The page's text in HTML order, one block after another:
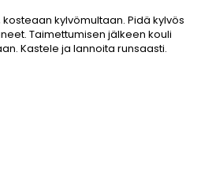
kylvömultaan. Pidä kylvös
Taimettumisen jälkeen kouli
Kastele ja lannoita runsaasti.